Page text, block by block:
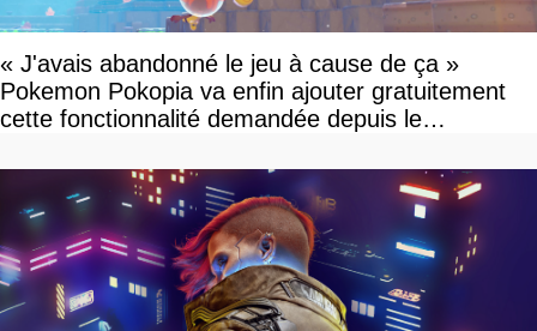
« J'avais abandonné le jeu à cause de ça »
Pokemon Pokopia va enfin ajouter gratuitement
cette fonctionnalité demandée depuis le